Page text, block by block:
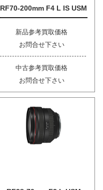
RF70-200mm F4 L IS USM
新品参考買取価格
お問合せ下さい
中古参考買取価格
お問合せ下さい